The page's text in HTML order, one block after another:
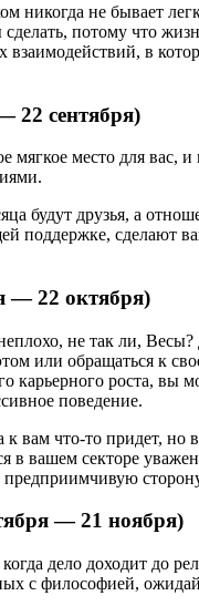
никогда не бывает
потому что
взаимодействий, в
22 сентября)
мягкое место для вас,
будут друзья, а
поддержке, сделают
— 22 октября)
не так ли, Весы?
или обращаться к
карьерного роста, вы
поведение.
вам что-то придет, но
в вашем секторе
— 21 ноября)
дело доходит до
с философией,